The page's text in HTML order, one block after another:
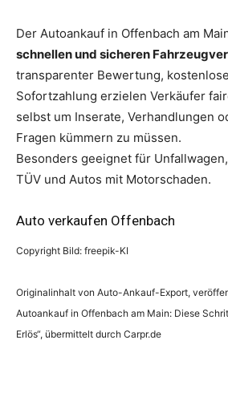
Der Autoankauf in Offenbach am
schnellen und sicheren
transparenter Bewertung,
Sofortzahlung erzielen Verkäufer
selbst um Inserate, Verhandlungen
Fragen kümmern zu müssen.
Besonders geeignet für
TÜV und Autos mit Motorschaden.
Auto verkaufen Offenbach
Copyright Bild: freepik-KI
Originalinhalt von Auto-Ankauf-Export,
Autoankauf in Offenbach am Main: Diese
Erlös“, übermittelt durch Carpr.de